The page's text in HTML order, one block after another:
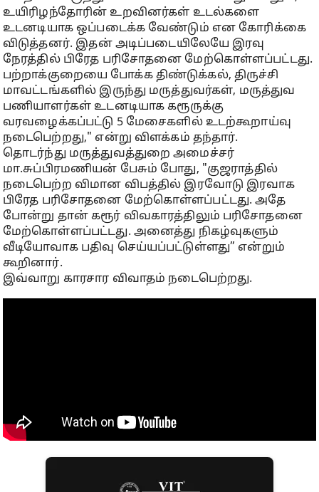
உயிரிழந்தோரின் உறவினர்கள் உடல்களை
உடனடியாக ஒப்படைக்க வேண்டும் என கோரிக்கை
விடுத்தனர். இதன் அடிப்படையிலேயே இரவு
நேரத்தில் பிரேத பரிசோதனை மேற்கொள்ளப்பட்டது.
பற்றாக்குறையை போக்க திண்டுக்கல், திருச்சி
மாவட்டங்களில் இருந்து மருத்துவர்கள், மருத்துவ
பணியாளர்கள் உடனடியாக கரூருக்கு
வரவழைக்கப்பட்டு 5 மேசைகளில் உடற்கூறாய்வு
நடைபெற்றது," என்று விளக்கம் தந்தார்.
தொடர்ந்து மருத்துவத்துறை அமைச்சர்
மா.சுப்பிரமணியன் பேசும் போது, "குஜராத்தில்
நடைபெற்ற விமான விபத்தில் இரவோடு இரவாக
பிரேத பரிசோதனை மேற்கொள்ளப்பட்டது. அதே
போன்று தான் கரூர் விவகாரத்திலும் பரிசோதனை
மேற்கொள்ளப்பட்டது. அனைத்து நிகழ்வுகளும்
வீடியோவாக பதிவு செய்யப்பட்டுள்ளது” என்றும்
கூறினார்.
இவ்வாறு காரசார விவாதம் நடைபெற்றது.